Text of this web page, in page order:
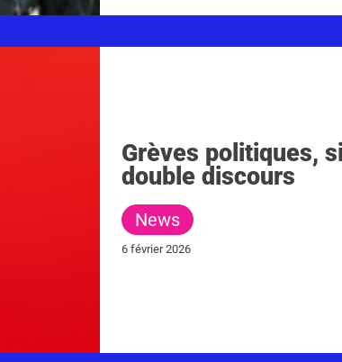
Grèves politiques,
double discours
News
6 février 2026